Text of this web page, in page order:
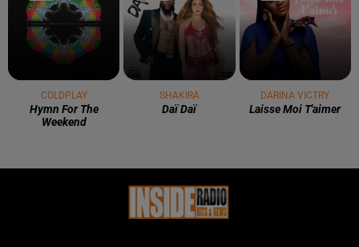
COLDPLAY
Hymn For The
Weekend
SHAKIRA
Daï Daï
DARINA VICTRY
Laisse Moi T'aimer